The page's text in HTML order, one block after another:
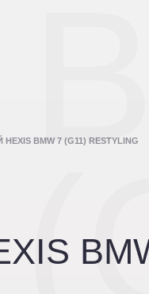
BMW 7 (G11) RESTYLING